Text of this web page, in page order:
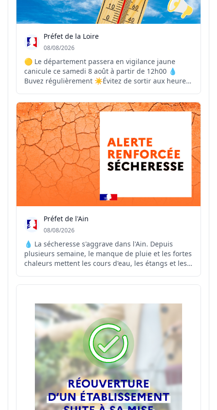
Préfet de la Loire
08/08/2026
🟡 Le département passera en vigilance jaune
canicule ce samedi 8 août à partir de 12h00 💧
Buvez régulièrement ☀️Évitez de sortir aux heures
👴Pensez à vos proches vulnérables 📞En cas de
malaise ou de situation d’urgence, contactez le 15
ou l...
Préfet de l'Ain
08/08/2026
💧 La sécheresse s'aggrave dans l'Ain. Depuis
plusieurs semaine, le manque de pluie et les fortes
chaleurs mettent les cours d'eau, les étangs et les
situation, le préfet de l'Ain renforce les mesures de